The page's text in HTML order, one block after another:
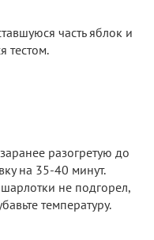
часть яблок и
тестом.
разогретую до
на 35-40 минут.
не подгорел,
температуру.